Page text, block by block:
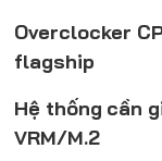
Overclocker
flagship
Hệ thống cần
VRM/M.2